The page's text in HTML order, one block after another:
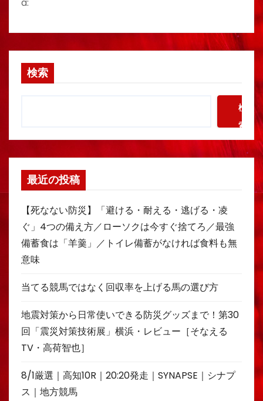
検索
検
索
最近の投稿
【死なない防災】「避ける・耐える・逃げる・凌
ぐ」4つの備え方／ローソクは今すぐ捨てろ／最強
備蓄食は「羊羹」／トイレ備蓄がなければ食料も無
意味
当てる競馬ではなく回収率を上げる馬の選び方
地震対策から日常使いできる防災グッズまで！第30
回「震災対策技術展」横浜・レビュー［そなえる
TV・高荷智也］
8/1厳選｜高知10R｜20:20発走｜SYNAPSE｜シナプ
ス｜地方競馬